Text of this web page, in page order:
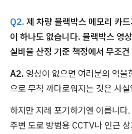
Q2. 제 차량 블랙박스 메모리 카
이 하나도 없습니다. 블랙박스 영
실비율 산정 기준 책정에서 무조
A2. 영상이 없으면 여러분의 억울
으로 무척 까다로워지는 것은 사
하지만 지레 포기하기엔 이릅니다
주변 도로 방범용 CCTV나 인근